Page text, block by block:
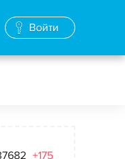
Войти
+175